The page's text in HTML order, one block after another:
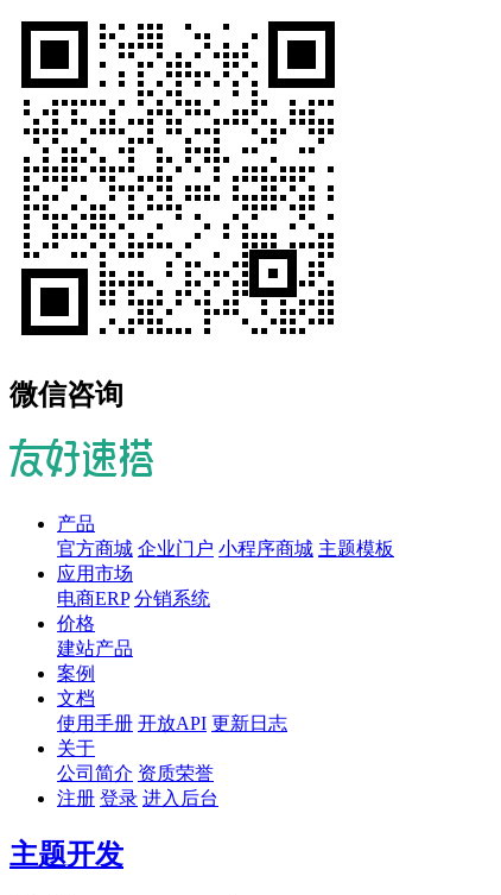
微信咨询
产品
官方商城 企业门户 小程序商城 主题模板
应用市场
电商ERP 分销系统
价格
建站产品
案例
文档
使用手册 开放API 更新日志
关于
公司简介 资质荣誉
注册 登录 进入后台
主题开发